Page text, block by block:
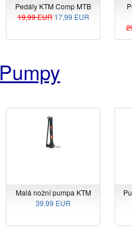
Pedály KTM Comp MTB
19,99 EUR17,99 EUR
Pumpy
Malá nožní pumpa KTM
39,99 EUR